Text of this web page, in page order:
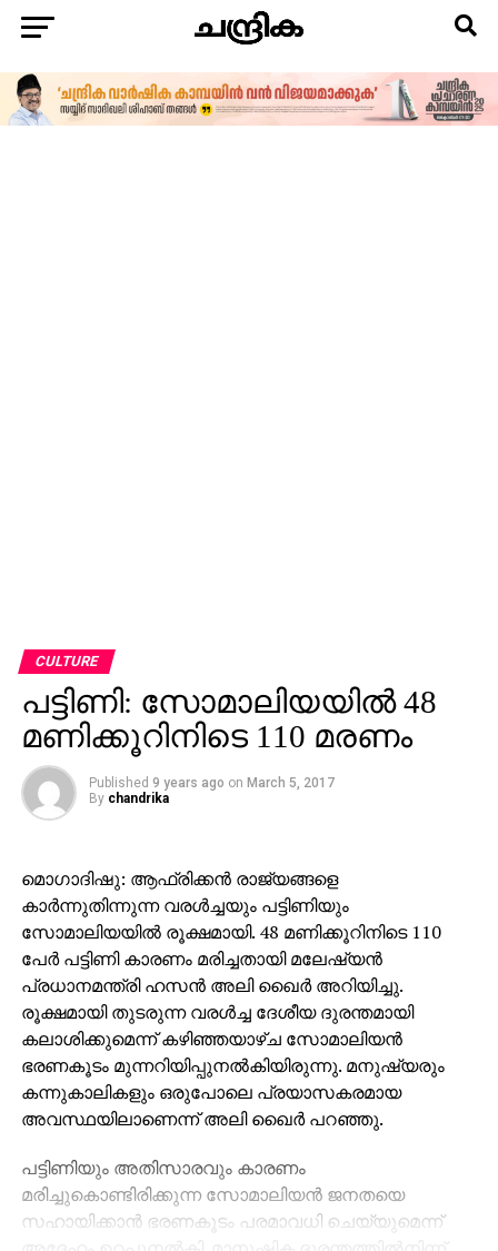
CULTURE
പട്ടിണി: സോമാലിയയില്‍ 48
മണിക്കൂറിനിടെ 110 മരണം
Published 9 years ago on March 5, 2017
By chandrika
മൊഗാദിഷു: ആഫ്രിക്കന്‍ രാജ്യങ്ങളെ
കാര്‍ന്നുതിന്നുന്ന വരള്‍ച്ചയും പട്ടിണിയും
സോമാലിയയില്‍ രൂക്ഷമായി. 48 മണിക്കൂറിനിടെ 110
പേര്‍ പട്ടിണി കാരണം മരിച്ചതായി മലേഷ്യന്‍
പ്രധാനമന്ത്രി ഹസന്‍ അലി ഖൈര്‍ അറിയിച്ചു.
രൂക്ഷമായി തുടരുന്ന വരള്‍ച്ച ദേശീയ ദുരന്തമായി
കലാശിക്കുമെന്ന് കഴിഞ്ഞയാഴ്ച സോമാലിയന്‍
ഭരണകൂടം മുന്നറിയിപ്പുനല്‍കിയിരുന്നു. മനുഷ്യരും
കന്നുകാലികളും ഒരുപോലെ പ്രയാസകരമായ
അവസ്ഥയിലാണെന്ന് അലി ഖൈര്‍ പറഞ്ഞു.
പട്ടിണിയും അതിസാരവും കാരണം
മരിച്ചുകൊണ്ടിരിക്കുന്ന സോമാലിയന്‍ ജനതയെ
സഹായിക്കാന്‍ ഭരണകൂടം പരമാവധി ചെയ്യുമെന്ന്